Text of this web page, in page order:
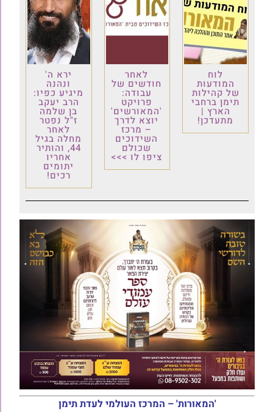
לוח
המודעות
של קהילות
תימן ברחבי
הארץ |
מתעדכן!
לאחר
חודשים של
עבודה:
פרויקט
'המאורשים'
יוצא לדרך
– מרכז
השידוכים
שכולם
ציפו לו >>>
ירא ה'
ונהנה
מיגיע כפיו:
הרב יעקב
בן שלמה
ז"ל נפטר
לאחר
מחלה בגיל
44, והותיר
אחריו
יתומים
רכים!
'המאורות' – המרכז העולמי לעדת תימן